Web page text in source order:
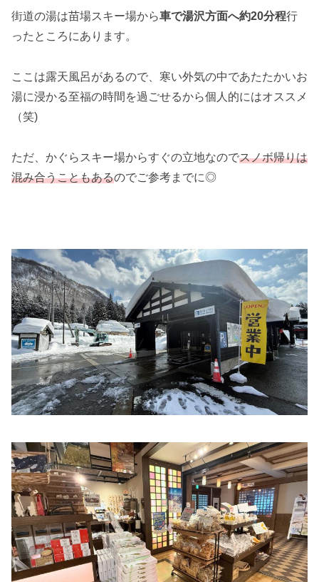
街道の湯は苗場スキー場から車で湯沢方面へ約20分程行
ったところにあります。
ここは露天風呂があるので、寒い外気の中であたたかいお
湯に浸かる至福の時間を過ごせるから個人的にはオススメ
（笑)
ただ、かぐらスキー場からすぐの立地なのでスノボ帰りは
混み合うこともあるのでご参考までに◎